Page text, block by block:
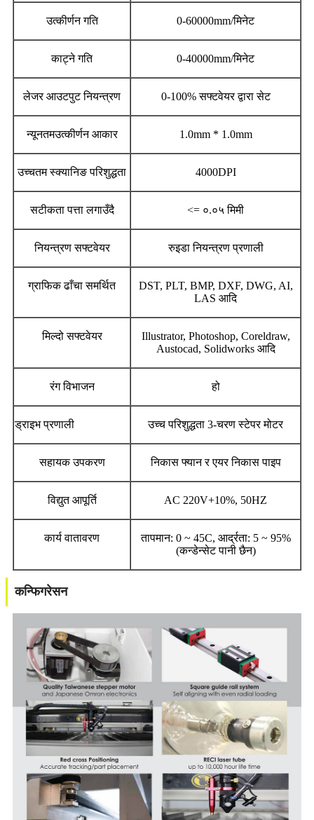
उत्कीर्णन गति 0-60000mm/मिनेट
काट्ने गति 0-40000mm/मिनेट
लेजर आउटपुट नियन्त्रण 0-100% सफ्टवेयर द्वारा सेट
न्यूनतमउत्कीर्णन आकार 1.0mm * 1.0mm
उच्चतम स्क्यानिङ परिशुद्धता 4000DPI
सटीकता पत्ता लगाउँदै <= ०.०५ मिमी
नियन्त्रण सफ्टवेयर रुइडा नियन्त्रण प्रणाली
ग्राफिक ढाँचा समर्थित
DST, PLT, BMP, DXF, DWG, AI,
LAS आदि
मिल्दो सफ्टवेयर
Illustrator, Photoshop, Coreldraw,
Austocad, Solidworks आदि
रंग विभाजन हो
ड्राइभ प्रणाली उच्च परिशुद्धता 3-चरण स्टेपर मोटर
सहायक उपकरण निकास फ्यान र एयर निकास पाइप
विद्युत आपूर्ति AC 220V+10%, 50HZ
कार्य वातावरण
तापमान: 0 ~ 45C, आर्द्रता: 5 ~ 95%
(कन्डेन्सेट पानी छैन)
कन्फिगरेसन